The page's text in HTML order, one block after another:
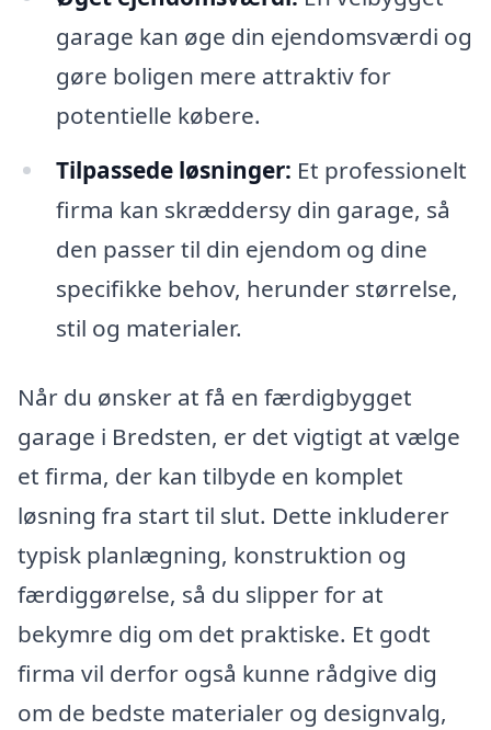
garage kan øge din ejendomsværdi og
gøre boligen mere attraktiv for
potentielle købere.
Tilpassede løsninger: Et professionelt
firma kan skræddersy din garage, så
den passer til din ejendom og dine
specifikke behov, herunder størrelse,
stil og materialer.
Når du ønsker at få en færdigbygget
garage i Bredsten, er det vigtigt at vælge
et firma, der kan tilbyde en komplet
løsning fra start til slut. Dette inkluderer
typisk planlægning, konstruktion og
færdiggørelse, så du slipper for at
bekymre dig om det praktiske. Et godt
firma vil derfor også kunne rådgive dig
om de bedste materialer og designvalg,